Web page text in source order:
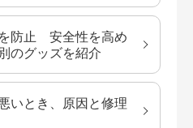
防止 安全性を高め
のグッズを紹介
いとき、原因と修理